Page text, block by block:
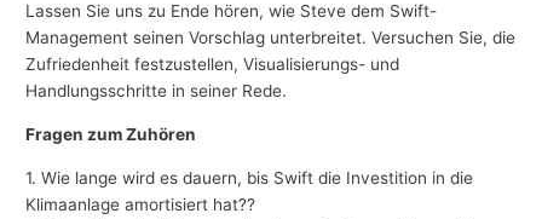
Lassen Sie uns zu Ende hören, wie Steve dem Swift-
Management seinen Vorschlag unterbreitet. Versuchen Sie, die
Zufriedenheit festzustellen, Visualisierungs- und
Handlungsschritte in seiner Rede.
Fragen zum Zuhören
1. Wie lange wird es dauern, bis Swift die Investition in die
Klimaanlage amortisiert hat??